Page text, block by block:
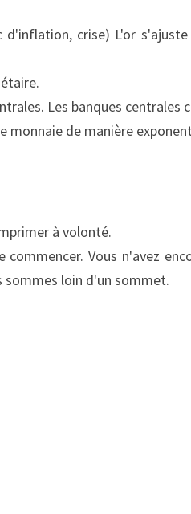
d'inflation, crise) L'or
Les banques centrales
monnaie de manière
à volonté.
Vous n'avez
sommes loin d'un sommet.